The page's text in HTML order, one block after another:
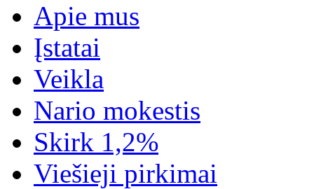
Apie mus
Įstatai
Veikla
Nario mokestis
Skirk 1,2%
Viešieji pirkimai